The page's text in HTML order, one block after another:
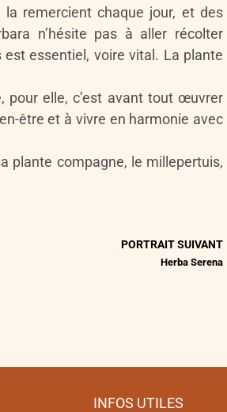
remercient chaque jour, et des
n’hésite pas à aller récolter
essentiel, voire vital. La plante
pour elle, c’est avant tout œuvrer
être et à vivre en harmonie avec
plante compagne, le millepertuis,
PORTRAIT SUIVANT
Herba Serena
INFOS UTILES